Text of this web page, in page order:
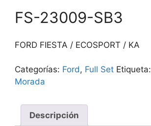
FS-23009-SB3
FORD FIESTA / ECOSPORT / KA
Categorías: Ford, Full Set Etiqueta:
Morada
Descripción